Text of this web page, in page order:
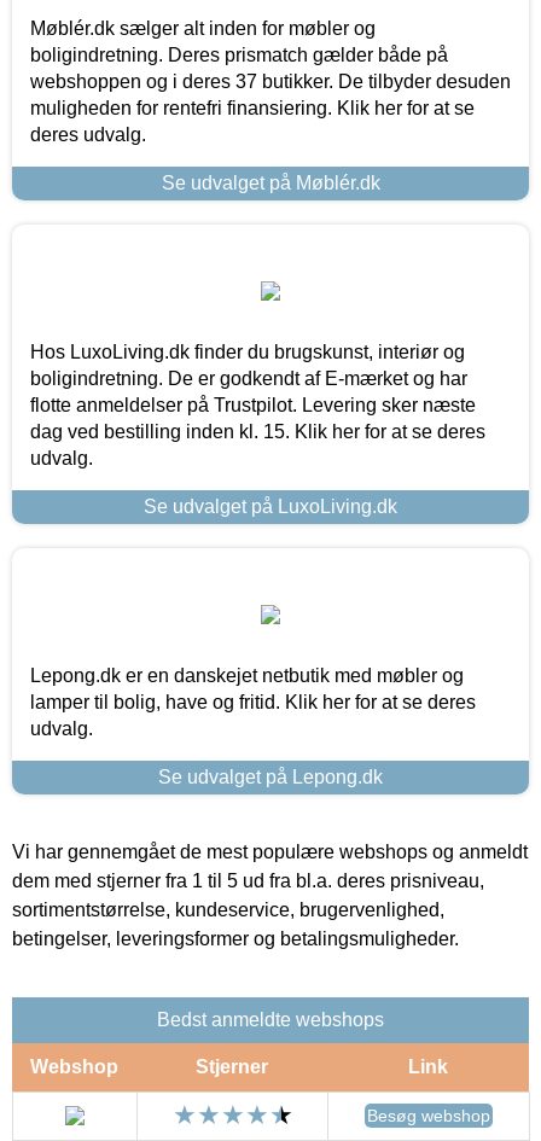
Møblér.dk sælger alt inden for møbler og
boligindretning. Deres prismatch gælder både på
webshoppen og i deres 37 butikker. De tilbyder desuden
muligheden for rentefri finansiering. Klik her for at se
deres udvalg.
Se udvalget på Møblér.dk
Hos LuxoLiving.dk finder du brugskunst, interiør og
boligindretning. De er godkendt af E-mærket og har
flotte anmeldelser på Trustpilot. Levering sker næste
dag ved bestilling inden kl. 15. Klik her for at se deres
udvalg.
Se udvalget på LuxoLiving.dk
Lepong.dk er en danskejet netbutik med møbler og
lamper til bolig, have og fritid. Klik her for at se deres
udvalg.
Se udvalget på Lepong.dk
Vi har gennemgået de mest populære webshops og anmeldt
dem med stjerner fra 1 til 5 ud fra bl.a. deres prisniveau,
sortimentstørrelse, kundeservice, brugervenlighed,
betingelser, leveringsformer og betalingsmuligheder.
Bedst anmeldte webshops
Webshop Stjerner Link
Besøg webshop